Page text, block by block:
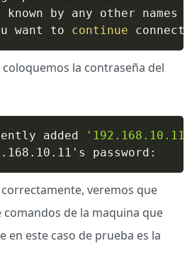
by any other names
want to continue
la contraseña del
added
'192.168.10.11'
password:
veremos que
de la maquina que
en este caso de prueba es la